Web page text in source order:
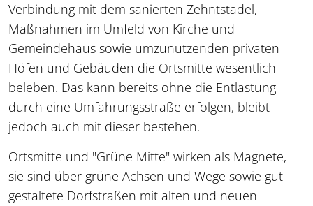
Verbindung mit dem sanierten Zehntstadel,
Maßnahmen im Umfeld von Kirche und
Gemeindehaus sowie umzunutzenden privaten
Höfen und Gebäuden die Ortsmitte wesentlich
beleben. Das kann bereits ohne die Entlastung
durch eine Umfahrungsstraße erfolgen, bleibt
jedoch auch mit dieser bestehen.
Ortsmitte und "Grüne Mitte" wirken als Magnete,
sie sind über grüne Achsen und Wege sowie gut
gestaltete Dorfstraßen mit alten und neuen